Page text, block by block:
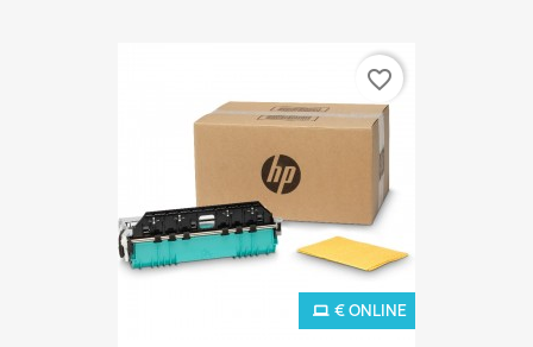
€ ONLINE
€ ONLINE
favorite_border